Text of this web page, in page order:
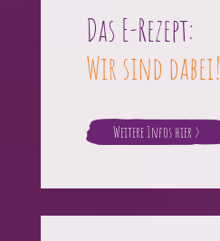
Das E-Rezept:
Wir sind dabei!
Weitere Infos hier >